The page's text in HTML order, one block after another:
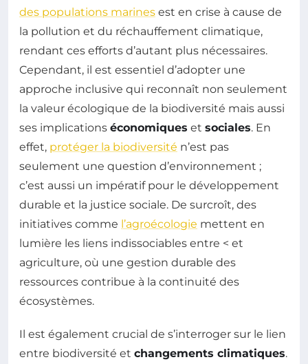
des populations marines est en crise à cause de
la pollution et du réchauffement climatique,
rendant ces efforts d’autant plus nécessaires.
Cependant, il est essentiel d’adopter une
approche inclusive qui reconnaît non seulement
la valeur écologique de la biodiversité mais aussi
ses implications économiques et sociales. En
effet, protéger la biodiversité n’est pas
seulement une question d’environnement ;
c’est aussi un impératif pour le développement
durable et la justice sociale. De surcroît, des
initiatives comme l’agroécologie mettent en
lumière les liens indissociables entre < et
agriculture, où une gestion durable des
ressources contribue à la continuité des
écosystèmes.
Il est également crucial de s’interroger sur le lien
entre biodiversité et changements climatiques.